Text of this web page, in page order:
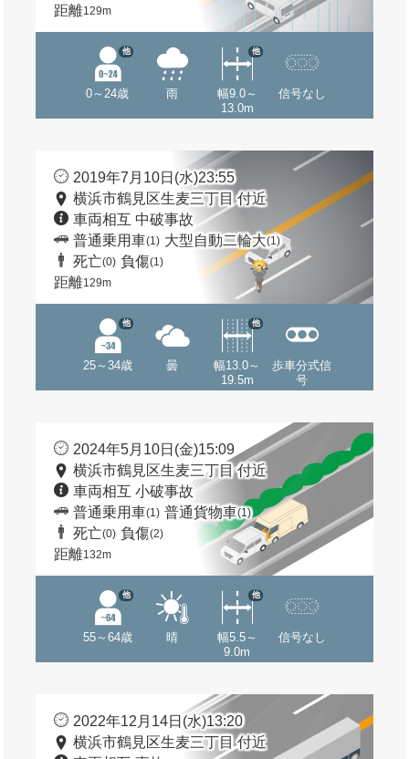
距離129m
0～24歳
他
雨
幅9.0～
13.0m
他
信号なし
2019年7月10日(水)23:55
横浜市鶴見区生麦三丁目 付近
車両相互 中破事故
普通乗用車(1) 大型自動二輪大(1)
死亡(0) 負傷(1)
距離129m
25～34歳
他
曇
幅13.0～
19.5m
他
歩車分式信
号
2024年5月10日(金)15:09
横浜市鶴見区生麦三丁目 付近
車両相互 小破事故
普通乗用車(1) 普通貨物車(1)
死亡(0) 負傷(2)
距離132m
55～64歳
他
晴
幅5.5～
9.0m
他
信号なし
2022年12月14日(水)13:20
横浜市鶴見区生麦三丁目 付近